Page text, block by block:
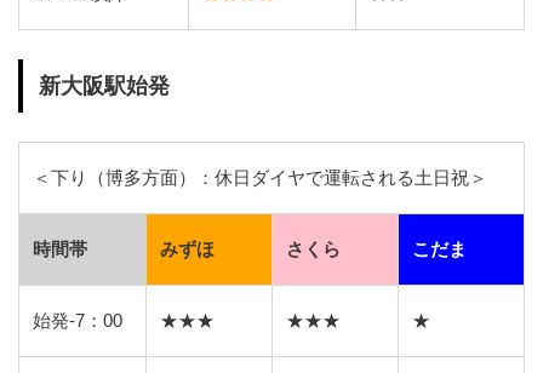
新大阪駅始発
＜下り（博多方面）：休日ダイヤで運転される土日祝＞
時間帯 みずほ さくら こだま
始発-7：00 ★★★ ★★★ ★